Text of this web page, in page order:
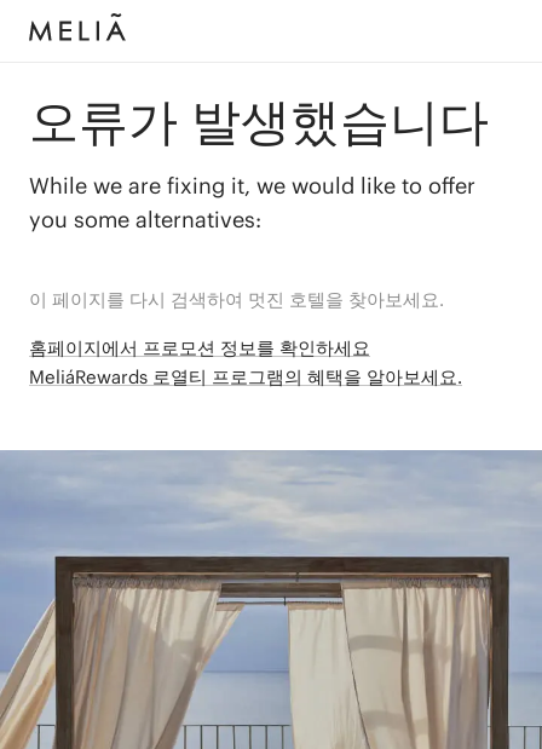
오류가 발생했습니다
While we are fixing it, we would like to offer
you some alternatives:
이 페이지를 다시 검색하여 멋진 호텔을 찾아보세요.
홈페이지에서 프로모션 정보를 확인하세요
MeliáRewards 로열티 프로그램의 혜택을 알아보세요.